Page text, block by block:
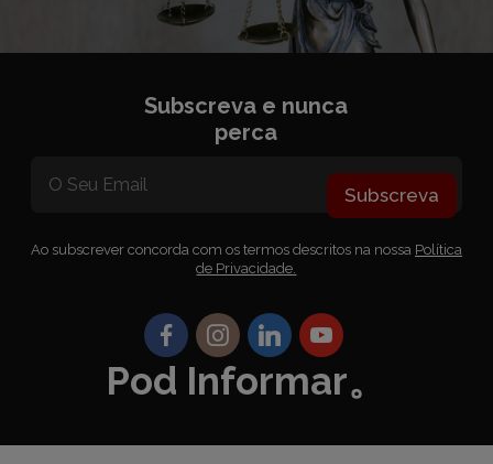
Subscreva e nunca
perca
Subscreva
Ao subscrever concorda com os termos descritos na nossa Política
de Privacidade.
Pod Informar。